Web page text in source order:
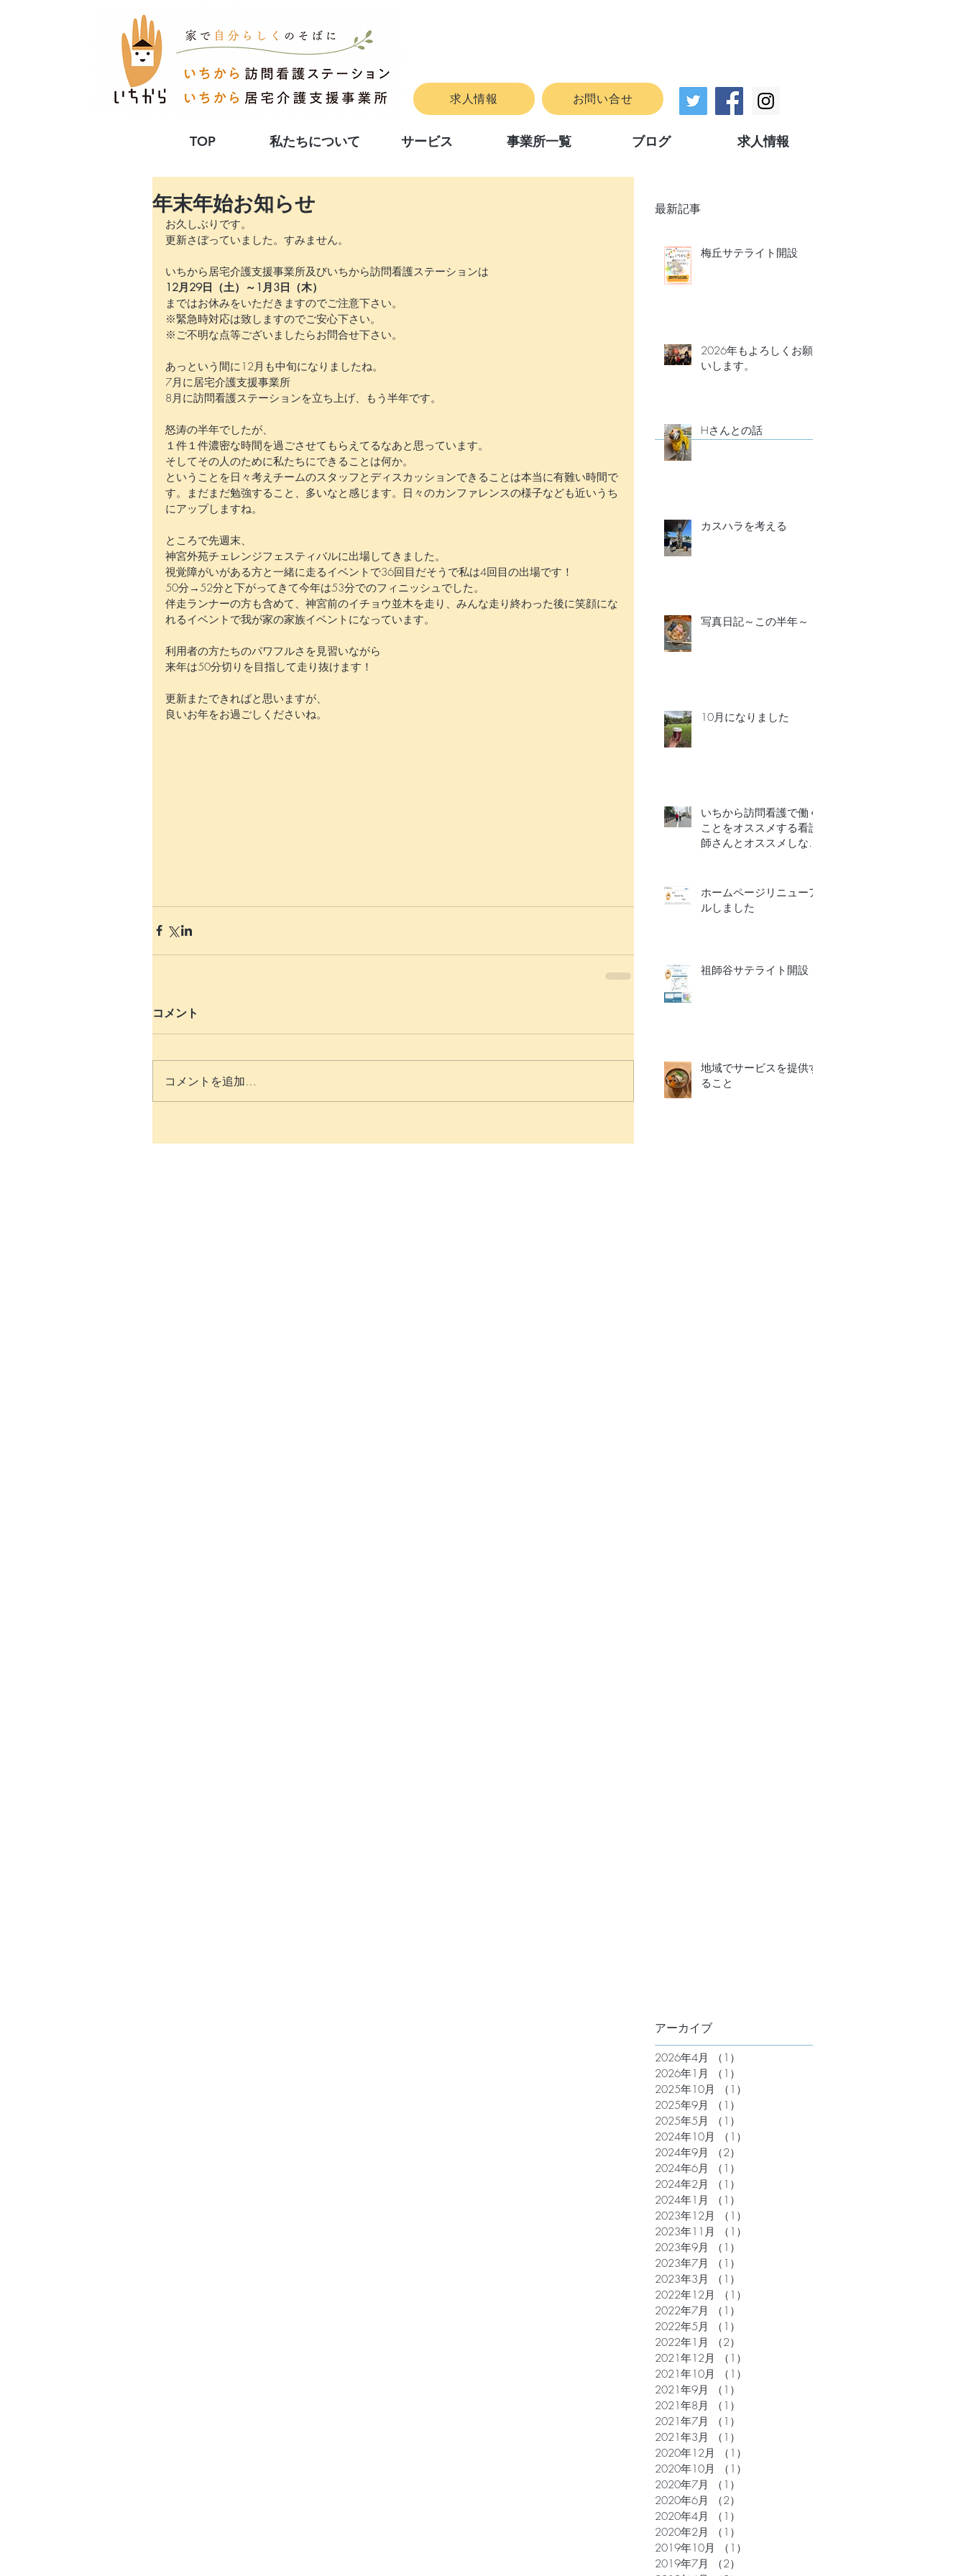
求人情報 お問い合せ
TOP 私たちについて サービス 事業所一覧 ブログ 求人情報
年末年始お知らせ
お久しぶりです。
更新さぼっていました。すみません。
いちから居宅介護支援事業所及びいちから訪問看護ステーションは
12月29日（土）～1月3日（木）
まではお休みをいただきますのでご注意下さい。
※緊急時対応は致しますのでご安心下さい。
※ご不明な点等ございましたらお問合せ下さい。
あっという間に12月も中旬になりましたね。
7月に居宅介護支援事業所
8月に訪問看護ステーションを立ち上げ、もう半年です。
怒涛の半年でしたが、
１件１件濃密な時間を過ごさせてもらえてるなあと思っています。
そしてその人のために私たちにできることは何か。
ということを日々考えチームのスタッフとディスカッションできることは本当に有難い時間で
す。まだまだ勉強すること、多いなと感じます。日々のカンファレンスの様子なども近いうち
にアップしますね。
ところで先週末、
神宮外苑チェレンジフェスティバルに出場してきました。
視覚障がいがある方と一緒に走るイベントで36回目だそうで私は4回目の出場です！
50分→52分と下がってきて今年は53分でのフィニッシュでした。
伴走ランナーの方も含めて、神宮前のイチョウ並木を走り、みんな走り終わった後に笑顔にな
れるイベントで我が家の家族イベントになっています。
利用者の方たちのパワフルさを見習いながら
来年は50分切りを目指して走り抜けます！
更新またできればと思いますが、
良いお年をお過ごしくださいね。
コメント
コメントを追加…
最新記事
梅丘サテライト開設
2026年もよろしくお願
いします。
Hさんとの話
カスハラを考える
写真日記～この半年～
10月になりました
いちから訪問看護で働く
ことをオススメする看護
師さんとオススメしない
ホームページリニューア
ルしました
祖師谷サテライト開設
地域でサービスを提供す
ること
アーカイブ
2026年4月 （1）
2026年1月
（1）
2025年10月
（1）
2025年9月
（1）
2025年5月
（1）
2024年10月
（1）
2024年9月
（2）
2024年6月
（1）
2024年2月
（1）
2024年1月
（1）
2023年12月
（1）
2023年11月
（1）
2023年9月
（1）
2023年7月
（1）
2023年3月
（1）
2022年12月
（1）
2022年7月
（1）
2022年5月
（1）
2022年1月
（2）
2021年12月
（1）
2021年10月
（1）
2021年9月
（1）
2021年8月
（1）
2021年7月
（1）
2021年3月
（1）
2020年12月
（1）
2020年10月
（1）
2020年7月
（1）
2020年6月
（2）
2020年4月
（1）
2020年2月
（1）
2019年10月
（1）
2019年7月
（2）